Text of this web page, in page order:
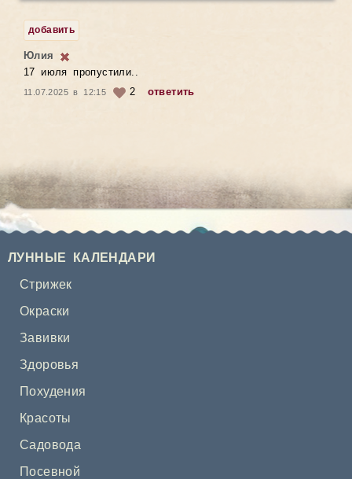
добавить
Юлия
17 июля пропустили..
11.07.2025 в 12:15 2 ответить
ЛУННЫЕ КАЛЕНДАРИ
Стрижек
Окраски
Завивки
Здоровья
Похудения
Красоты
Садовода
Посевной